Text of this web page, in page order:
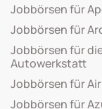
Jobbörsen für
Jobbörsen für
Jobbörsen für
Autowerkstatt
Jobbörsen für
Jobbörsen für